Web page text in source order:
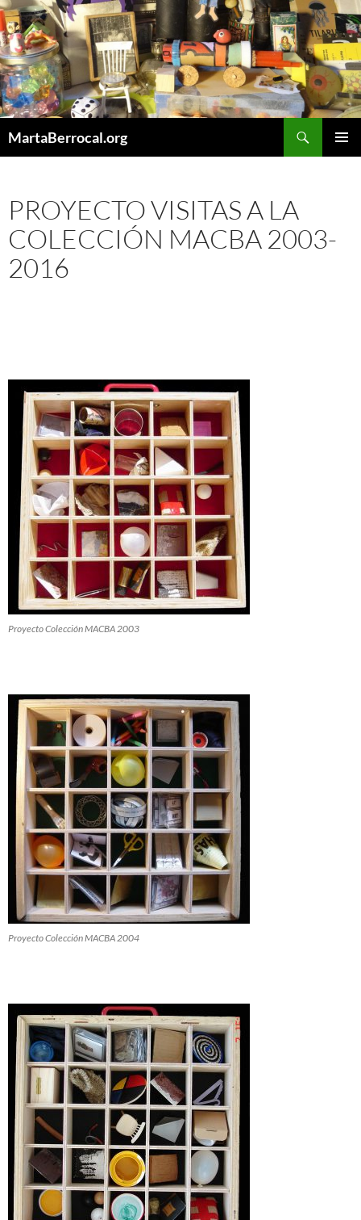
Saltar
al
contenido
MartaBerrocal.org
PROYECTO VISITAS A LA
COLECCIÓN MACBA 2003-
2016
Proyecto Colección MACBA 2003
Proyecto Colección MACBA 2004